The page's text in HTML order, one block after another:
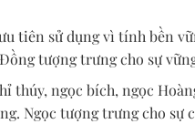
tiên sử dụng vì tính bền
tượng trưng cho sự
thúy, ngọc bích, ngọc
Ngọc tượng trưng cho sự